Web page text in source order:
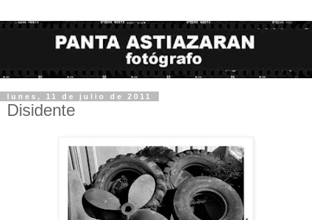
lunes, 11 de julio de 2011
Disidente